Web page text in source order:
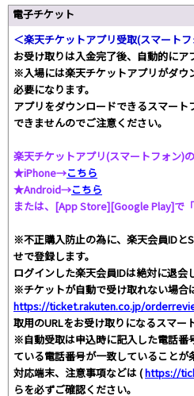
電子チケット
＜楽天チケットアプリ受取(スマートフ
お受け取りは入金完了後、自動的にア
※入場には楽天チケットアプリがダウ
必要になります。
アプリをダウンロードできるスマー
できませんのでご注意ください。
楽天チケットアプリ(スマートフォン)
★iPhone→こちら
★Android→こちら
または、[App Store][Google Play]で
※不正購入防止の為に、楽天会員IDと
せで登録します。
ログインした楽天会員IDは絶対に退会
※チケットが自動で受け取れない場合
https://ticket.rakuten.co.jp/
取用のURLをお受け取りになるスマー
※自動受取は申込時に記入した電話番
ている電話番号が一致していることが
対応端末、注意事項などは (https://
らを必ずご確認ください。